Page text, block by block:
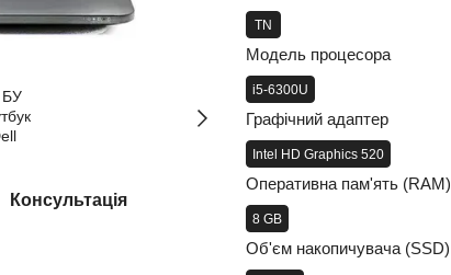
Консультація
TN
Модель процесора
i5-6300U
Графічний адаптер
Intel HD Graphics 520
Оперативна пам'ять (RAM)
8 GB
Об'єм накопичувача (SSD)